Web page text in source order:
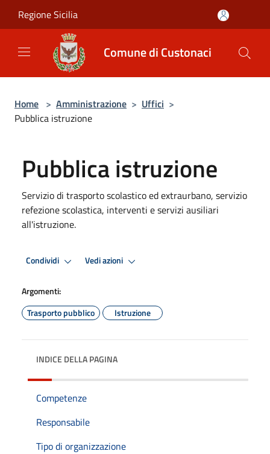
Regione Sicilia
Comune di Custonaci
Home > Amministrazione > Uffici >
Pubblica istruzione
Pubblica istruzione
Servizio di trasporto scolastico ed extraurbano, servizio
refezione scolastica, interventi e servizi ausiliari
all'istruzione.
Condividi Vedi azioni
Argomenti:
Trasporto pubblico
Istruzione
INDICE DELLA PAGINA
Competenze
Responsabile
Tipo di organizzazione